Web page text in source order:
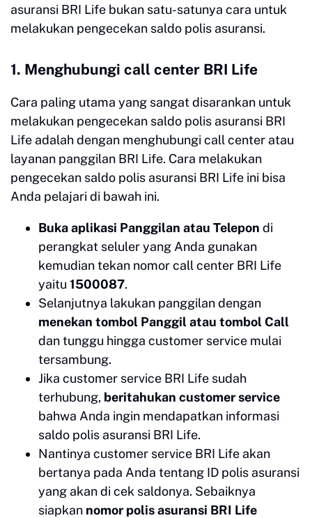
asuransi BRI Life bukan satu-satunya cara untuk
melakukan pengecekan saldo polis asuransi.
1. Menghubungi call center BRI Life
Cara paling utama yang sangat disarankan untuk
melakukan pengecekan saldo polis asuransi BRI
Life adalah dengan menghubungi call center atau
layanan panggilan BRI Life. Cara melakukan
pengecekan saldo polis asuransi BRI Life ini bisa
Anda pelajari di bawah ini.
Buka aplikasi Panggilan atau Telepon di
perangkat seluler yang Anda gunakan
kemudian tekan nomor call center BRI Life
yaitu 1500087.
Selanjutnya lakukan panggilan dengan
menekan tombol Panggil atau tombol Call
dan tunggu hingga customer service mulai
tersambung.
Jika customer service BRI Life sudah
terhubung, beritahukan customer service
bahwa Anda ingin mendapatkan informasi
saldo polis asuransi BRI Life.
Nantinya customer service BRI Life akan
bertanya pada Anda tentang ID polis asuransi
yang akan di cek saldonya. Sebaiknya
siapkan nomor polis asuransi BRI Life